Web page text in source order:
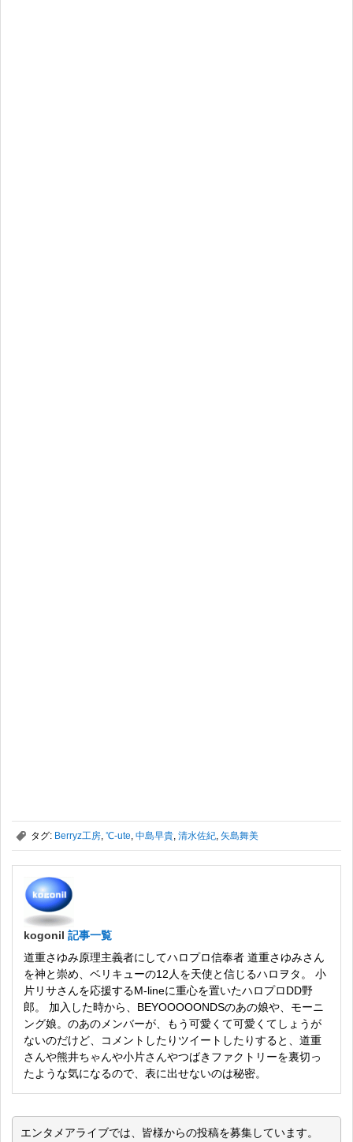
, タグ: Berryz工房, ℃-ute, 中島早貴, 清水佐紀, 矢島舞美
kogonil 記事一覧
道重さゆみ原理主義者にしてハロプロ信奉者 道重さゆみさん
を神と崇め、ベリキューの12人を天使と信じるハロヲタ。 小
片リサさんを応援するM-lineに重心を置いたハロプロDD野
郎。 加入した時から、BEYOOOOONDSのあの娘や、モーニ
ング娘。のあのメンバーが、もう可愛くて可愛くてしょうが
ないのだけど、コメントしたりツイートしたりすると、道重
さんや熊井ちゃんや小片さんやつばきファクトリーを裏切っ
たような気になるので、表に出せないのは秘密。
エンタメアライブでは、皆様からの投稿を募集しています。